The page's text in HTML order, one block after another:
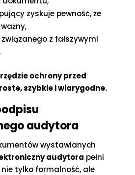
zyskuje pewność, że
z fałszywymi
ochrony przed
szybkie i wiarygodne.
audytora
wystawianych
audytora pełni
nie tylko formalność, ale